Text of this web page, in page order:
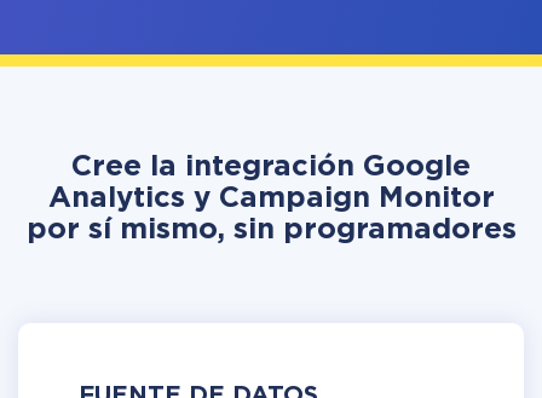
Cree la integración Google
Analytics y Campaign Monitor
por sí mismo, sin programadores